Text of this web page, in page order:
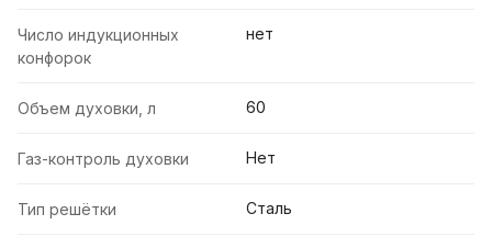
Число индукционных
конфорок
нет
Объем духовки, л 60
Газ-контроль духовки Нет
Тип решётки Сталь